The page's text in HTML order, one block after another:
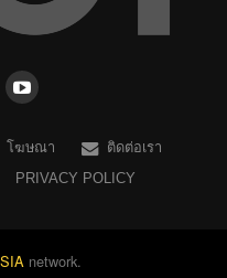
โฆษณา
ติดต่อเรา
PRIVACY POLICY
network.